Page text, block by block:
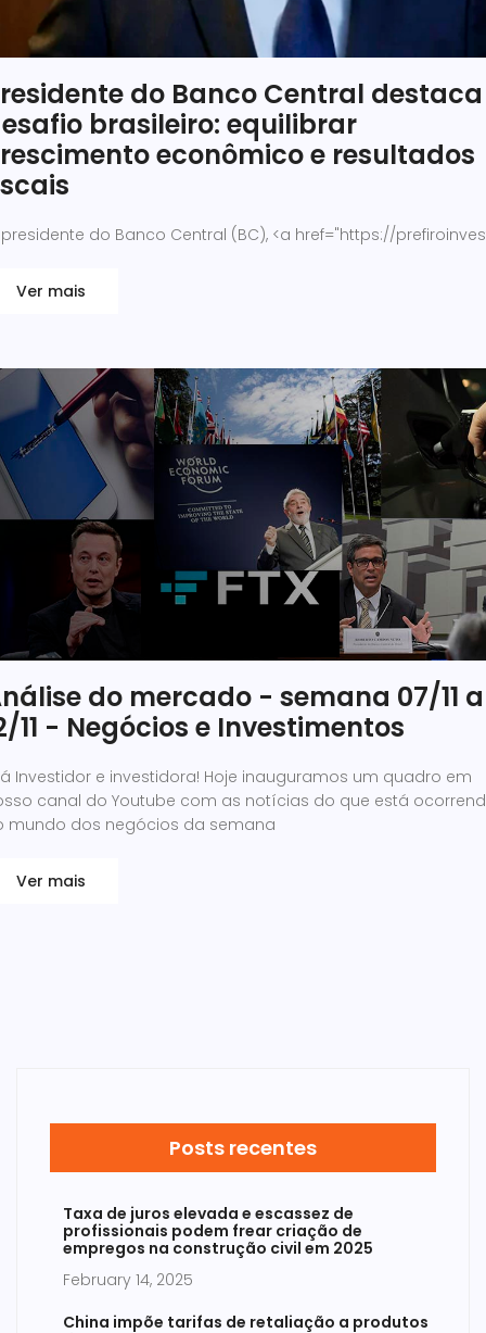
do Banco Central destaca
brasileiro: equilibrar
econômico e resultados
do Banco Central (BC), <a href="https://
Ver mais
do mercado - semana 07/11 a
11 - Negócios e Investimentos
Investidor e investidora! Hoje inauguramos um quadro em
canal do Youtube com as notícias do que está
mundo dos negócios da semana
Ver mais
Posts recentes
Taxa de juros elevada e escassez de
profissionais podem frear criação de
empregos na construção civil em 2025
February 14, 2025
China impõe tarifas de retaliação a produtos